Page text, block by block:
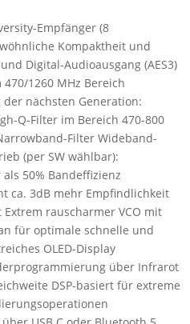
Empfänger (8
Kompaktheit und
Digital-Audioausgang (AES3)
1260 MHz Bereich
nächsten Generation:
Q-Filter im Bereich 470-800
Filter Wideband-
(per SW wählbar):
50% Bandeffizienz
ca. 3dB mehr Empfindlichkeit
rauscharmer VCO mit
für optimale schnelle und
OLED-Display
über Infrarot
DSP-basiert für extreme